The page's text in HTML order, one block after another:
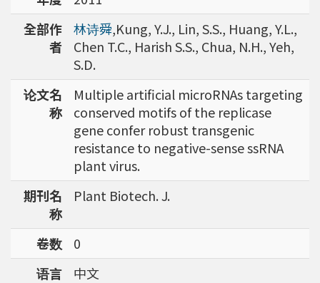
率分析以及整合生物芯片所产出之大数据。蔡老
师于1996年回到台湾大学任教后，继续以生物
芯片搭配生物资讯等为工具，开发专一性生物指
标，应用于精准农业以及侦测癌细胞转移或复发
等在精准医疗上的应用。同时，蔡老师运用次世
代定序了解台湾乳癌病患中基因体中的变异以及
演化，试图了解癌症复发机制。同时透过次世代
定序解出台湾帝雉全基因体资讯。这样的讯息是
只能从基因组分析而无法从生态调查得知，在在
强调了解台湾特有物种基因资讯的重要性。
全部作
者
林诗舜,Kung, Y.J., Lin, S.S., Huang, Y.L.,
Chen T.C., Harish S.S., Chua, N.H., Yeh,
S.D.
论文名
称
Multiple artificial microRNAs targeting
conserved motifs of the replicase
gene confer robust transgenic
resistance to negative-sense ssRNA
plant virus.
期刊名
称
Plant Biotech. J.
卷数
0
语言
中文